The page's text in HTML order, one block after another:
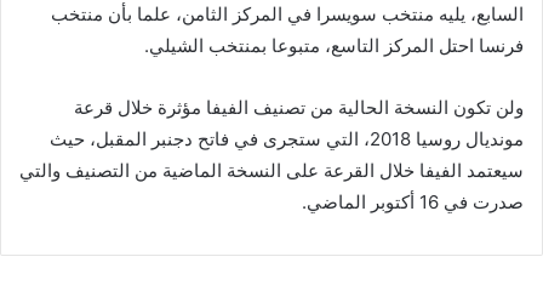
السابع، يليه منتخب سويسرا في المركز الثامن، علما بأن منتخب
فرنسا احتل المركز التاسع، متبوعا بمنتخب الشيلي.
ولن تكون النسخة الحالية من تصنيف الفيفا مؤثرة خلال قرعة
مونديال روسيا 2018، التي ستجرى في فاتح دجنبر المقبل، حيث
سيعتمد الفيفا خلال القرعة على النسخة الماضية من التصنيف والتي
صدرت في 16 أكتوبر الماضي.